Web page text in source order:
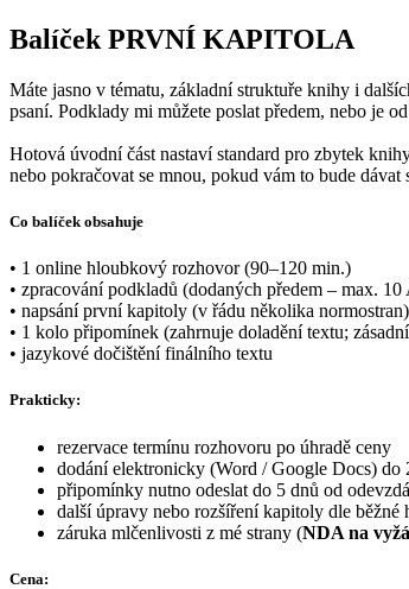
Balíček PRVNÍ KAPITOLA
Máte jasno v tématu, základní struktuře knihy i
psaní. Podklady mi můžete poslat předem, nebo je
Hotová úvodní část nastaví standard pro zbytek
nebo pokračovat se mnou, pokud vám to bude
Co balíček obsahuje
• 1 online hloubkový rozhovor (90–120 min.)
• zpracování podkladů (dodaných předem – max. 10
• napsání první kapitoly (v řádu několika normostran)
• 1 kolo připomínek (zahrnuje doladění textu;
• jazykové dočištění finálního textu
Prakticky:
rezervace termínu rozhovoru po úhradě ceny
dodání elektronicky (Word / Google Docs) do
připomínky nutno odeslat do 5 dnů od
další úpravy nebo rozšíření kapitoly dle běžné
záruka mlčenlivosti z mé strany (NDA na
Cena: